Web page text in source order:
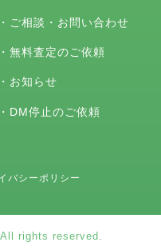
・ ご相談・お問い合わせ
・無料査定のご依頼
・ お知らせ
・ DM停止のご依頼
バシーポリシー
rights reserved.